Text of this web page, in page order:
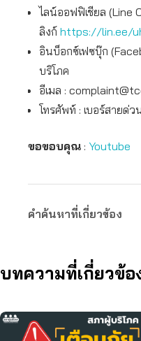
ไลน์ออฟฟิเชียล (Line
ลิงก์ https://lin.ee/
อินบ็อกซ์เฟซบุ๊ก
บริโภค
อีเมล :
โทรศัพท์ : เบอร์สายด่ว
ขอขอบคุณ : Youtube
คำค้นหาที่เกี่ยวข้อง
บทความที่เกี่ยวข้อ